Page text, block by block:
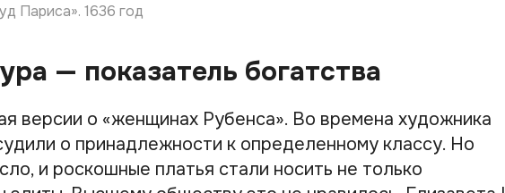
Париса». 1636 год
— показатель богатства
версии о «женщинах Рубенса». Во времена художника
о принадлежности к определенному классу. Но
и роскошные платья стали носить не только